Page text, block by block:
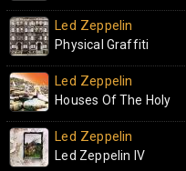
Led Zeppelin
Physical Graffiti
Led Zeppelin
Houses Of The Holy
Led Zeppelin
Led Zeppelin IV